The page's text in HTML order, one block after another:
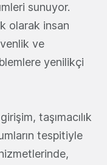
sunuyor.
olarak insan
ve
yenilikçi
taşımacılık
tespitiyle